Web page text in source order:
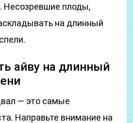
Несозревшие плоды,
на длинный
айву на длинный
— это самые
Направьте внимание на